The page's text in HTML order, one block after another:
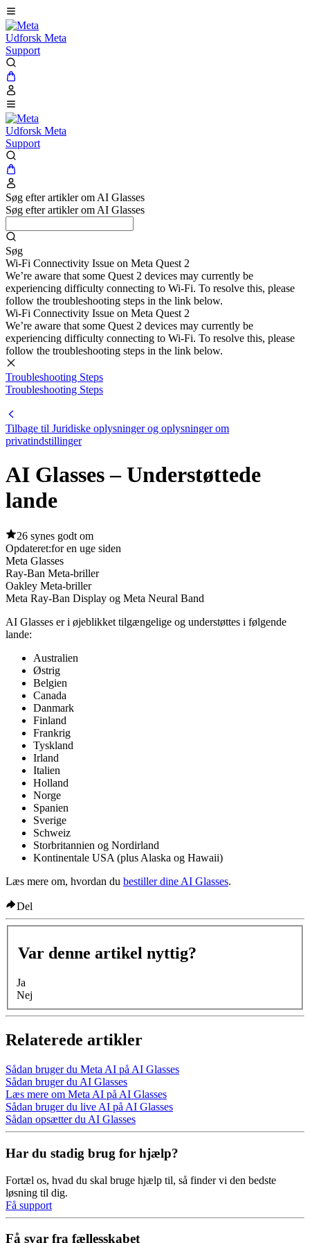
Udforsk Meta
Support
Udforsk Meta
Support
Søg efter artikler om AI Glasses
Søg efter artikler om AI Glasses
Søg
Wi-Fi Connectivity Issue on Meta Quest 2
We’re aware that some Quest 2 devices may currently be
experiencing difficulty connecting to Wi-Fi. To resolve this, please
follow the troubleshooting steps in the link below.
Wi-Fi Connectivity Issue on Meta Quest 2
We’re aware that some Quest 2 devices may currently be
experiencing difficulty connecting to Wi-Fi. To resolve this, please
follow the troubleshooting steps in the link below.
Troubleshooting Steps
Troubleshooting Steps
Tilbage til Juridiske oplysninger og oplysninger om
privatindstillinger
AI Glasses – Understøttede
lande
26 synes godt om
Opdateret:for en uge siden
Meta Glasses
Ray-Ban Meta-briller
Oakley Meta-briller
Meta Ray-Ban Display og Meta Neural Band
AI Glasses er i øjeblikket tilgængelige og understøttes i følgende
lande:
Australien
Østrig
Belgien
Canada
Danmark
Finland
Frankrig
Tyskland
Irland
Italien
Holland
Norge
Spanien
Sverige
Schweiz
Storbritannien og Nordirland
Kontinentale USA (plus Alaska og Hawaii)
Læs mere om, hvordan du bestiller dine AI Glasses.
Del
Var denne artikel nyttig?
Ja
Nej
Relaterede artikler
Sådan bruger du Meta AI på AI Glasses
Sådan bruger du AI Glasses
Læs mere om Meta AI på AI Glasses
Sådan bruger du live AI på AI Glasses
Sådan opsætter du AI Glasses
Har du stadig brug for hjælp?
Fortæl os, hvad du skal bruge hjælp til, så finder vi den bedste
løsning til dig.
Få support
Få svar fra fællesskabet